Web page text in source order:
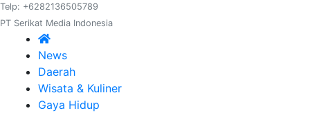
Telp: +6282136505789
PT Serikat Media Indonesia
News
Daerah
Wisata & Kuliner
Gaya Hidup